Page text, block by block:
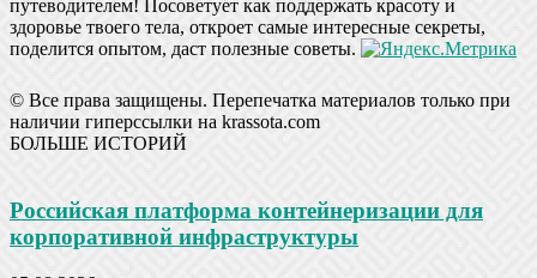
путеводителем! Посоветует как поддержать красоту и
здоровье твоего тела, откроет самые интересные секреты,
поделится опытом, даст полезные советы.
© Все права защищены. Перепечатка материалов только при
наличии гиперссылки на krassota.com
БОЛЬШЕ ИСТОРИЙ
Российская платформа контейнеризации для
корпоративной инфраструктуры